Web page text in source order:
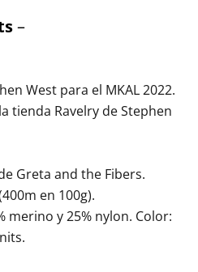
–
West para el MKAL 2022.
tienda Ravelry de Stephen
Greta and the Fibers.
en 100g).
merino y 25% nylon. Color: